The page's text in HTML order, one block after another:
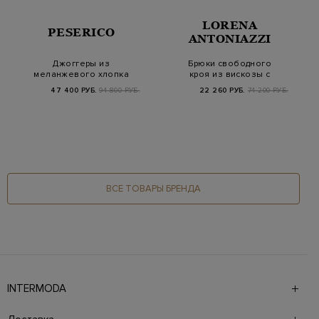
PESERICO
Джоггеры из
меланжевого хлопка
ка…
47 400 РУБ. 94 800 РУБ.
LORENA
ANTONIAZZI
Брюки свободного
кроя из вискозы с
складка…
22 260 РУБ. 74 200 РУБ.
ВСЕ ТОВАРЫ БРЕНДА
INTERMODA
брендов на 4 этажах в самом центре города. На сайте